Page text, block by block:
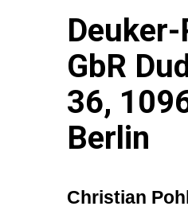
GbR
36,
Berlin
Christian